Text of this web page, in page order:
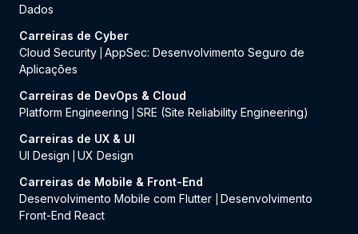
Dados
Carreiras de Cyber
Cloud Security AppSec: Desenvolvimento Seguro de
Aplicações
Carreiras de DevOps & Cloud
Platform Engineering
SRE (Site Reliability Engineering)
Carreiras de UX & UI
UI Design
UX Design
Carreiras de Mobile & Front-End
Desenvolvimento Mobile com Flutter
Desenvolvimento
Front-End React